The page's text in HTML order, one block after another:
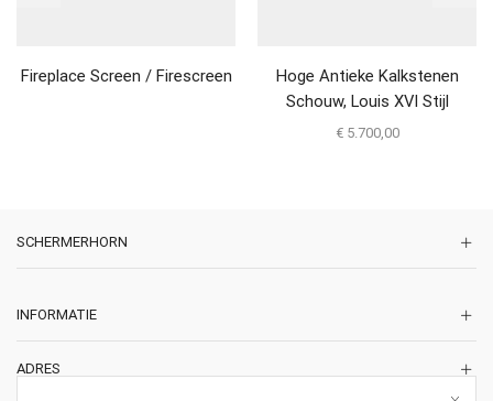
Fireplace Screen / Firescreen
Hoge Antieke Kalkstenen
Schouw, Louis XVI Stijl
€5.700,00
SCHERMERHORN
INFORMATIE
ADRES